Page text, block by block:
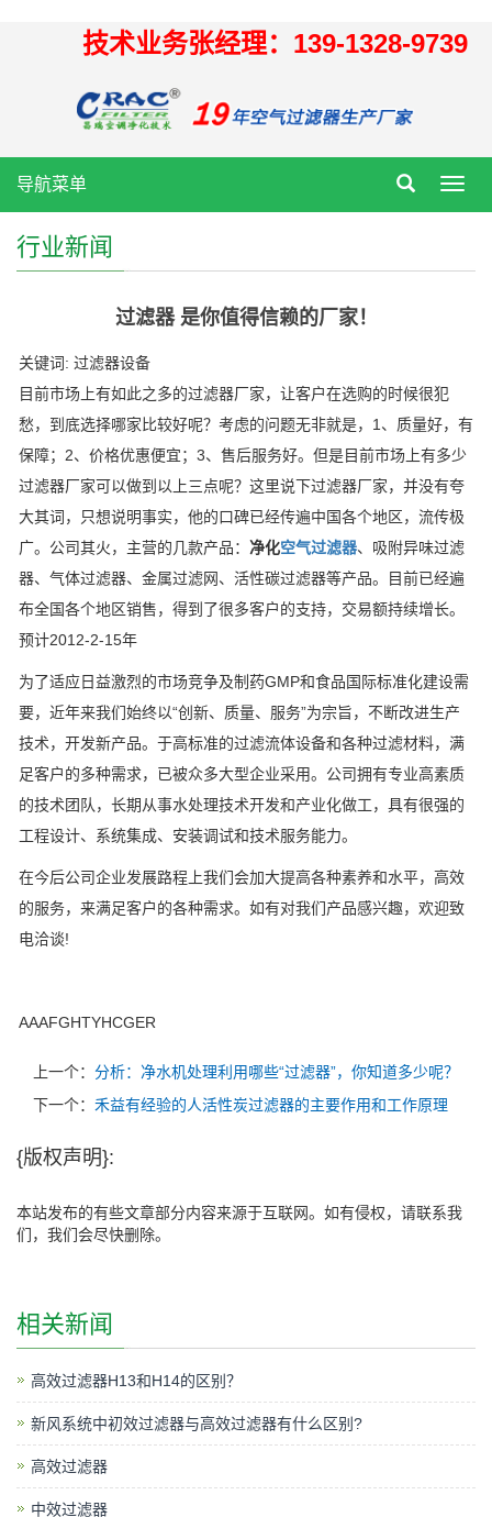
技术业务张经理：139-1328-9739
导航菜单
行业新闻
过滤器 是你值得信赖的厂家！
关键词: 过滤器设备
目前市场上有如此之多的过滤器厂家，让客户在选购的时候很犯
愁，到底选择哪家比较好呢？考虑的问题无非就是，1、质量好，有
保障；2、价格优惠便宜；3、售后服务好。但是目前市场上有多少
过滤器厂家可以做到以上三点呢？这里说下过滤器厂家，并没有夸
大其词，只想说明事实，他的口碑已经传遍中国各个地区，流传极
广。公司其火，主营的几款产品： 净化空气过滤器、吸附异味过滤
器、气体过滤器、金属过滤网、活性碳过滤器等产品。目前已经遍
布全国各个地区销售，得到了很多客户的支持，交易额持续增长。
预计2012-2-15年
为了适应日益激烈的市场竞争及制药GMP和食品国际标准化建设需
要，近年来我们始终以“创新、质量、服务”为宗旨，不断改进生产
技术，开发新产品。于高标准的过滤流体设备和各种过滤材料，满
足客户的多种需求，已被众多大型企业采用。公司拥有专业高素质
的技术团队，长期从事水处理技术开发和产业化做工，具有很强的
工程设计、系统集成、安装调试和技术服务能力。
在今后公司企业发展路程上我们会加大提高各种素养和水平，高效
的服务，来满足客户的各种需求。如有对我们产品感兴趣，欢迎致
电洽谈!
AAAFGHTYHCGER
上一个： 分析：净水机处理利用哪些“过滤器”，你知道多少呢？
下一个： 禾益有经验的人活性炭过滤器的主要作用和工作原理
{版权声明}:
本站发布的有些文章部分内容来源于互联网。如有侵权，请联系我
们，我们会尽快删除。
相关新闻
高效过滤器H13和H14的区别？
新风系统中初效过滤器与高效过滤器有什么区别?
高效过滤器
中效过滤器